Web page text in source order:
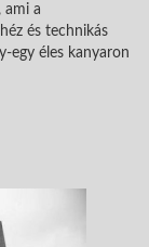
ami a
és technikás
egy éles kanyaron